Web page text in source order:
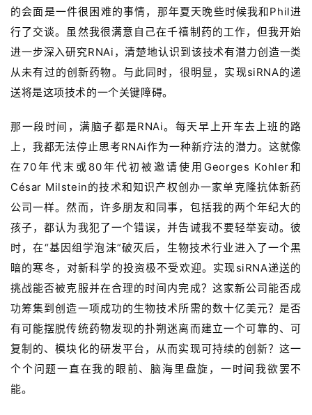
的会面是一件很困难的事情，那年夏天晚些时候我和Phil进
行了交谈。虽然我很满意自己在千禧制药的工作，但我开始
进一步深入研究RNAi，清楚地认识到该技术有潜力创造一类
从未有过的创新药物。与此同时，很明显，实现siRNA的递
送将是这项技术的一个关键障碍。
那一段时间，满脑子都是RNAi。 每天早上开车去上班的路
上，我都无法停止思考RNAi作为一种新疗法的潜力。这就像
在70年代末或80年代初被邀请使用 Georges Kohler和
César Milstein的技术和知识产权创办一家单克隆抗体新药
公司一样。然而，许多朋友和同事，包括我的两个年纪大的
孩子，都认为我犯了一个错误，并告诫我不要轻举妄动。彼
时，在“基因组学泡沫”破灭后，生物技术行业进入了一个黑
暗的寒冬，对新科学的投资极不受欢迎。实现siRNA递送的
挑战能否被克服并在合理的时间内完成？这家新公司能否成
功筹集到创造一项成功的生物技术所需的数十亿美元？是否
有可能摆脱传统药物发现的扑朔迷离而建立一个可靠的、可
复制的、模块化的研发平台，从而实现可持续的创新？这一
个个问题一直在我的眼前、脑海里盘旋，一时间我欲罢不
能。